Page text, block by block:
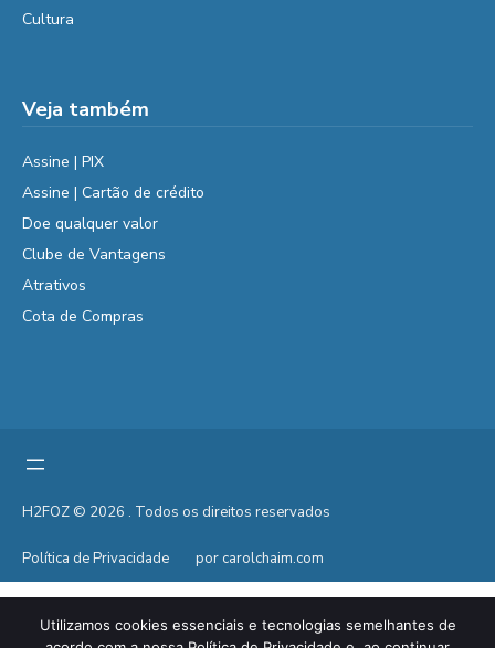
Cultura
Veja também
Assine | PIX
Assine | Cartão de crédito
Doe qualquer valor
Clube de Vantagens
Atrativos
Cota de Compras
H2FOZ © 2026 . Todos os direitos reservados
Política de Privacidade por carolchaim.com
Utilizamos cookies essenciais e tecnologias semelhantes de